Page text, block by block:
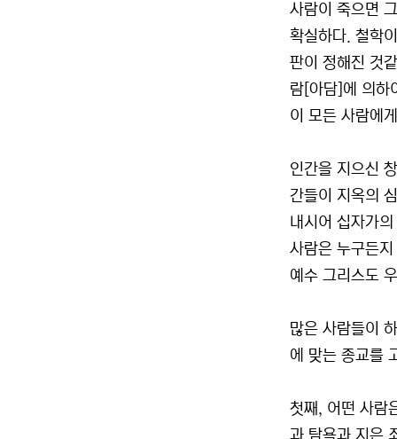
사람이 죽으면
확실하다. 철학
판이 정해진 것
람[아담]에 의하
이 모든 사람에
인간을 지으신
간들이 지옥의
내시어 십자가
사람은 누구든
예수 그리스도
많은 사람들이
에 맞는 종교를
첫째, 어떤 사람
과 탐욕과 지은